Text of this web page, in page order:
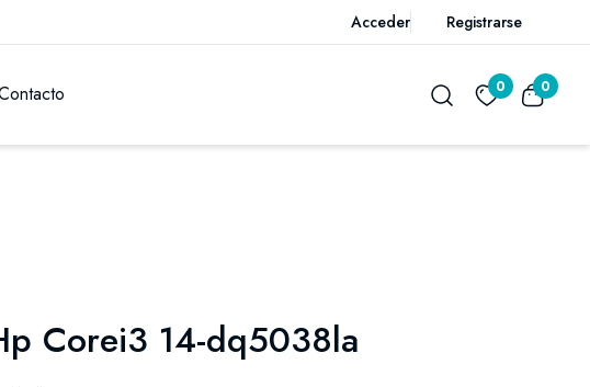
Acceder Registrarse
0 0
Corei3 14-dq5038la